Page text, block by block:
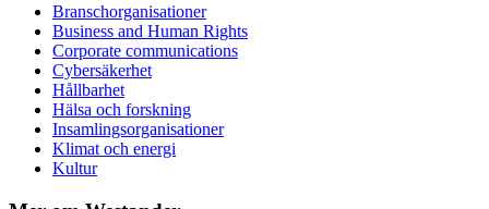
Branschorganisationer
Business and Human Rights
Corporate communications
Cybersäkerhet
Hållbarhet
Hälsa och forskning
Insamlingsorganisationer
Klimat och energi
Kultur